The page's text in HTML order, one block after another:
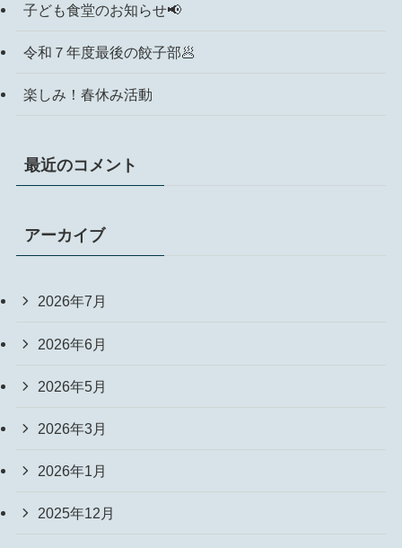
子ども食堂のお知らせ📢
令和７年度最後の餃子部🥟
楽しみ！春休み活動
最近のコメント
アーカイブ
2026年7月
2026年6月
2026年5月
2026年3月
2026年1月
2025年12月